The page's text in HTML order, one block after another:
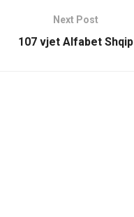
Next Post
107 vjet Alfabet Shqip